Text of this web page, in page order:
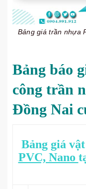
Bảng giá trần nhựa
Bảng báo
công trần
Đồng Nai
Bảng giá
PVC, Nano